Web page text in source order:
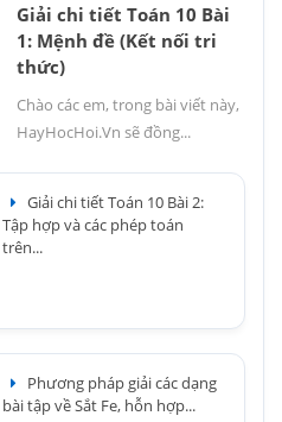
Giải chi tiết Toán 10 Bài
1: Mệnh đề (Kết nối tri
thức)
Chào các em, trong bài viết này,
HayHocHoi.Vn sẽ đồng...
Giải chi tiết Toán 10 Bài 2:
Tập hợp và các phép toán
trên...
Phương pháp giải các dạng
bài tập về Sắt Fe, hỗn hợp...